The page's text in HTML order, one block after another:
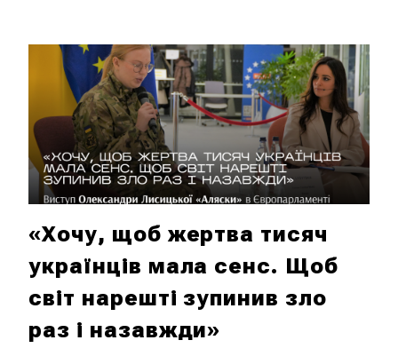
«Хочу, щоб жертва тисяч
українців мала сенс. Щоб
світ нарешті зупинив зло
раз і назавжди»